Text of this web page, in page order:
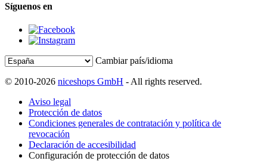
Síguenos en
Cambiar país/idioma
© 2010-2026 niceshops GmbH - All rights reserved.
Aviso legal
Protección de datos
Condiciones generales de contratación y política de
revocación
Declaración de accesibilidad
Configuración de protección de datos